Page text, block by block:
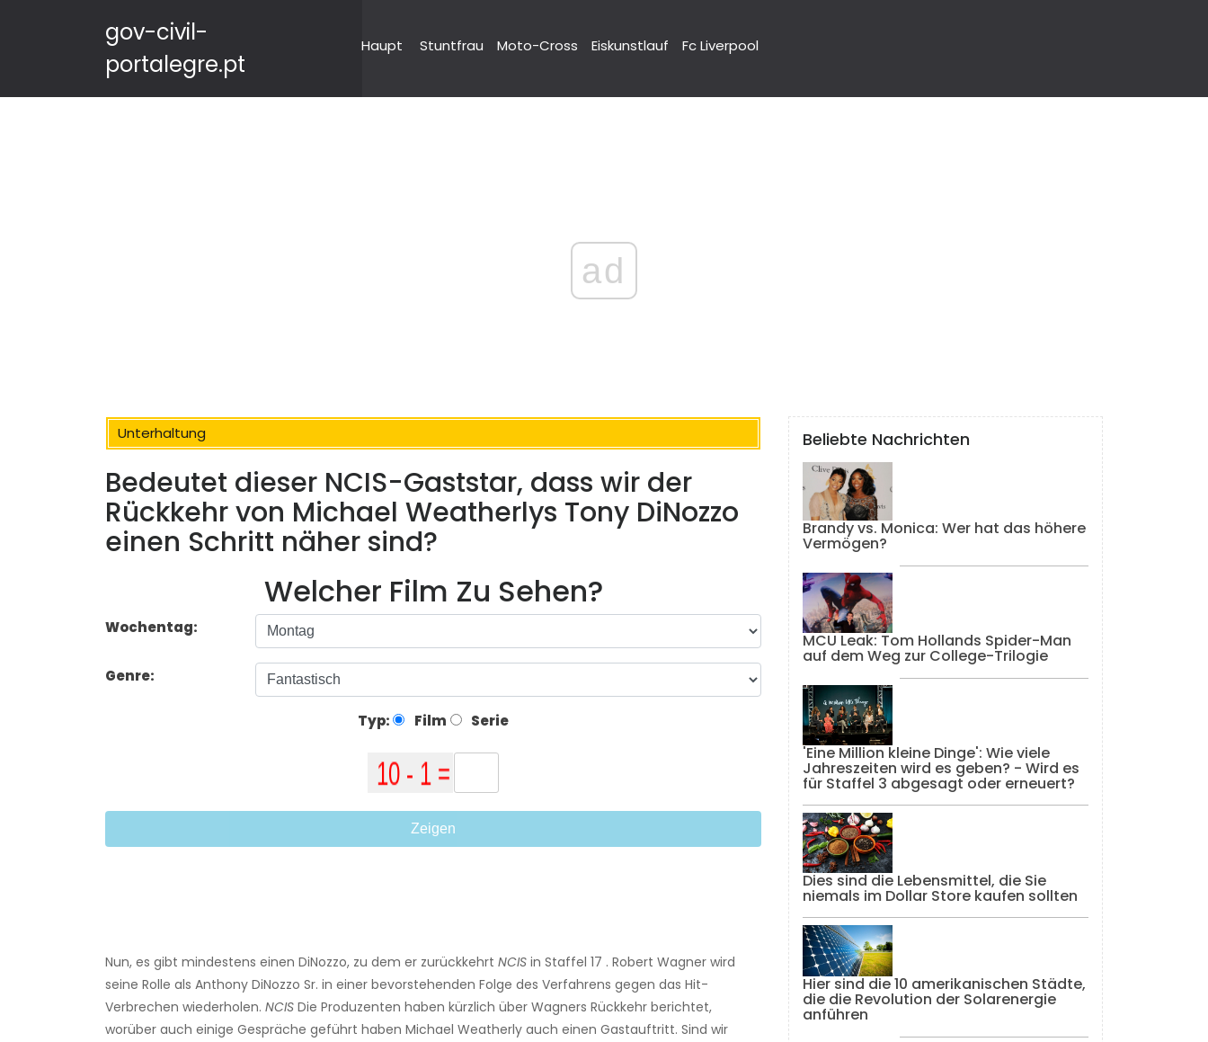
gov-civil-
portalegre.pt
Haupt Stuntfrau Moto-Cross Eiskunstlauf Fc Liverpool
ad
Unterhaltung
Bedeutet dieser NCIS-Gaststar, dass wir der
Rückkehr von Michael Weatherlys Tony DiNozzo
einen Schritt näher sind?
Welcher Film Zu Sehen?
Wochentag:
Genre:
Typ: Film Serie
Zeigen
Nun, es gibt mindestens einen DiNozzo, zu dem er zurückkehrt NCIS in Staffel 17 . Robert Wagner wird
seine Rolle als Anthony DiNozzo Sr. in einer bevorstehenden Folge des Verfahrens gegen das Hit-
Verbrechen wiederholen. NCIS Die Produzenten haben kürzlich über Wagners Rückkehr berichtet,
worüber auch einige Gespräche geführt haben Michael Weatherly auch einen Gastauftritt. Sind wir
Beliebte Nachrichten
Brandy vs. Monica: Wer hat das höhere
Vermögen?
MCU Leak: Tom Hollands Spider-Man
auf dem Weg zur College-Trilogie
'Eine Million kleine Dinge': Wie viele
Jahreszeiten wird es geben? - Wird es
für Staffel 3 abgesagt oder erneuert?
Dies sind die Lebensmittel, die Sie
niemals im Dollar Store kaufen sollten
Hier sind die 10 amerikanischen Städte,
die die Revolution der Solarenergie
anführen